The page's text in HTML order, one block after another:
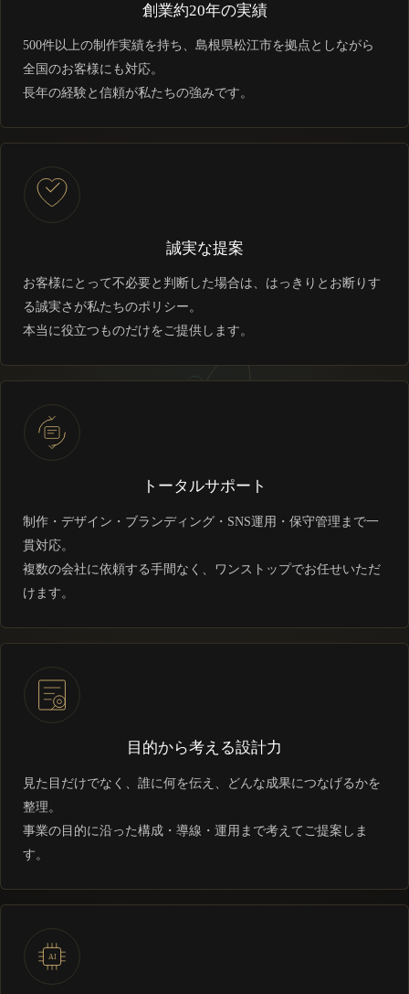
創業約20年の実績
500件以上の制作実績を持ち、島根県松江市を拠点としながら
全国のお客様にも対応。
長年の経験と信頼が私たちの強みです。
誠実な提案
お客様にとって不必要と判断した場合は、はっきりとお断りす
る誠実さが私たちのポリシー。
本当に役立つものだけをご提供します。
トータルサポート
制作・デザイン・ブランディング・SNS運用・保守管理まで一
貫対応。
複数の会社に依頼する手間なく、ワンストップでお任せいただ
けます。
目的から考える設計力
見た目だけでなく、誰に何を伝え、どんな成果につなげるかを
整理。
事業の目的に沿った構成・導線・運用まで考えてご提案しま
す。
AI